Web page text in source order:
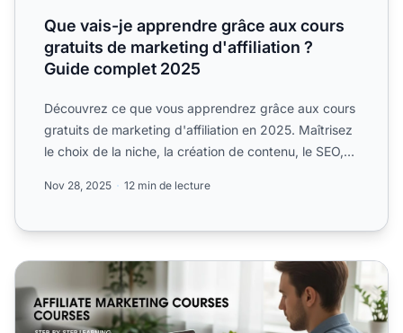
Que vais-je apprendre grâce aux cours
gratuits de marketing d'affiliation ?
Guide complet 2025
Découvrez ce que vous apprendrez grâce aux cours
gratuits de marketing d'affiliation en 2025. Maîtrisez
le choix de la niche, la création de contenu, le SEO,
Nov 28, 2025 12 min de lecture
Les formations en marketing d’affiliation conviennent-